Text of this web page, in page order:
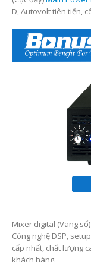
D, Autovolt tiên tiến,
Mixer digital (Vang
Công nghệ DSP,
cấp nhất, chất lượng
khách hàng.